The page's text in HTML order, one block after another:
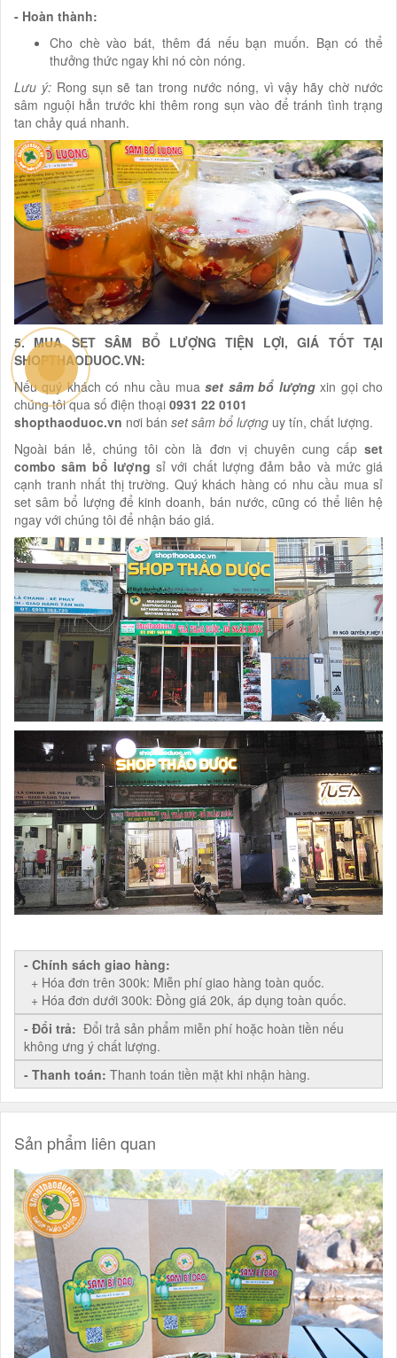
- Hoàn thành:
Cho chè vào bát, thêm đá nếu bạn muốn. Bạn có thể
thưởng thức ngay khi nó còn nóng.
Lưu ý:Rong sụn sẽ tan trong nước nóng, vì vậy hãy chờ nước
sâm nguội hẳn trước khi thêm rong sụn vào để tránh tình trạng
tan chảy quá nhanh.
5. MUA SET SÂM BỔ LƯỢNG TIỆN LỢI, GIÁ TỐT TẠI
SHOPTHAODUOC.VN:
Nếu quý khách có nhu cầu muaset sâm bổ lượngxin gọi cho
chúng tôi qua số điện thoại 0931 22 0101
shopthaoduoc.vn nơi bán set sâm bổ lượng uy tín, chất lượng.
Ngoài bán lẻ, chúng tôi còn là đơn vị chuyên cung cấpset
combo sâm bổ lượng sỉ với chất lượng đảm bảo và mức giá
cạnh tranh nhất thị trường. Quý khách hàng có nhu cầu mua sỉ
set sâm bổ lượng để kinh doanh, bán nước, cũng có thể liên hệ
ngay với chúng tôi để nhận báo giá.
- Chính sách giao hàng:
+ Hóa đơn trên 300k: Miễn phí giao hàng toàn quốc.
+ Hóa đơn dưới 300k: Đồng giá 20k, áp dụng toàn quốc.
- Đổi trả: Đổi trả sản phẩm miễn phí hoặc hoàn tiền nếu
không ưng ý chất lượng.
- Thanh toán: Thanh toán tiền mặt khi nhận hàng.
Sản phẩm liên quan